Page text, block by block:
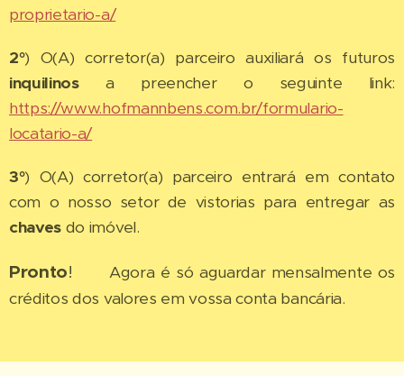
proprietario-a/
2°) O(A) corretor(a) parceiro auxiliará os futuros
inquilinosa preencher o seguinte link:
https://www.hofmannbens.com.br/formulario-
locatario-a/
3°) O(A) corretor(a) parceiro entrará em contato
com o nosso setor de vistorias para entregar as
chaves do imóvel.
Pronto! 🎉 Agora é só aguardar mensalmente os
créditos dos valores em vossa conta bancária.